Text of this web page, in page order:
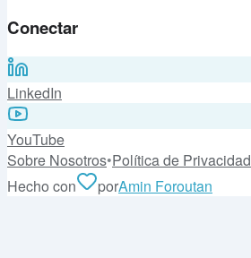
Conectar
LinkedIn
YouTube
Sobre Nosotros•Política de Privacidad
Hecho con
porAmin Foroutan